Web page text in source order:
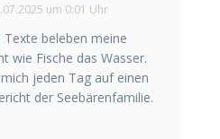
um 0:01 Uhr
Texte beleben meine
wie Fische das Wasser.
jeden Tag auf einen
der Seebärenfamilie.